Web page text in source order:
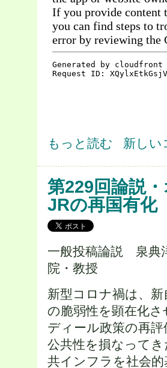
第230回論説・オピニオン(1) ラー
もっと読む 新しい
第229回論説
JRの再国有化
一般投稿論説 泉典
院・教授
新型コロナ禍は、
の脆弱性を顕在化
ディール政策の再
公共性を損なって
共インフラを社会